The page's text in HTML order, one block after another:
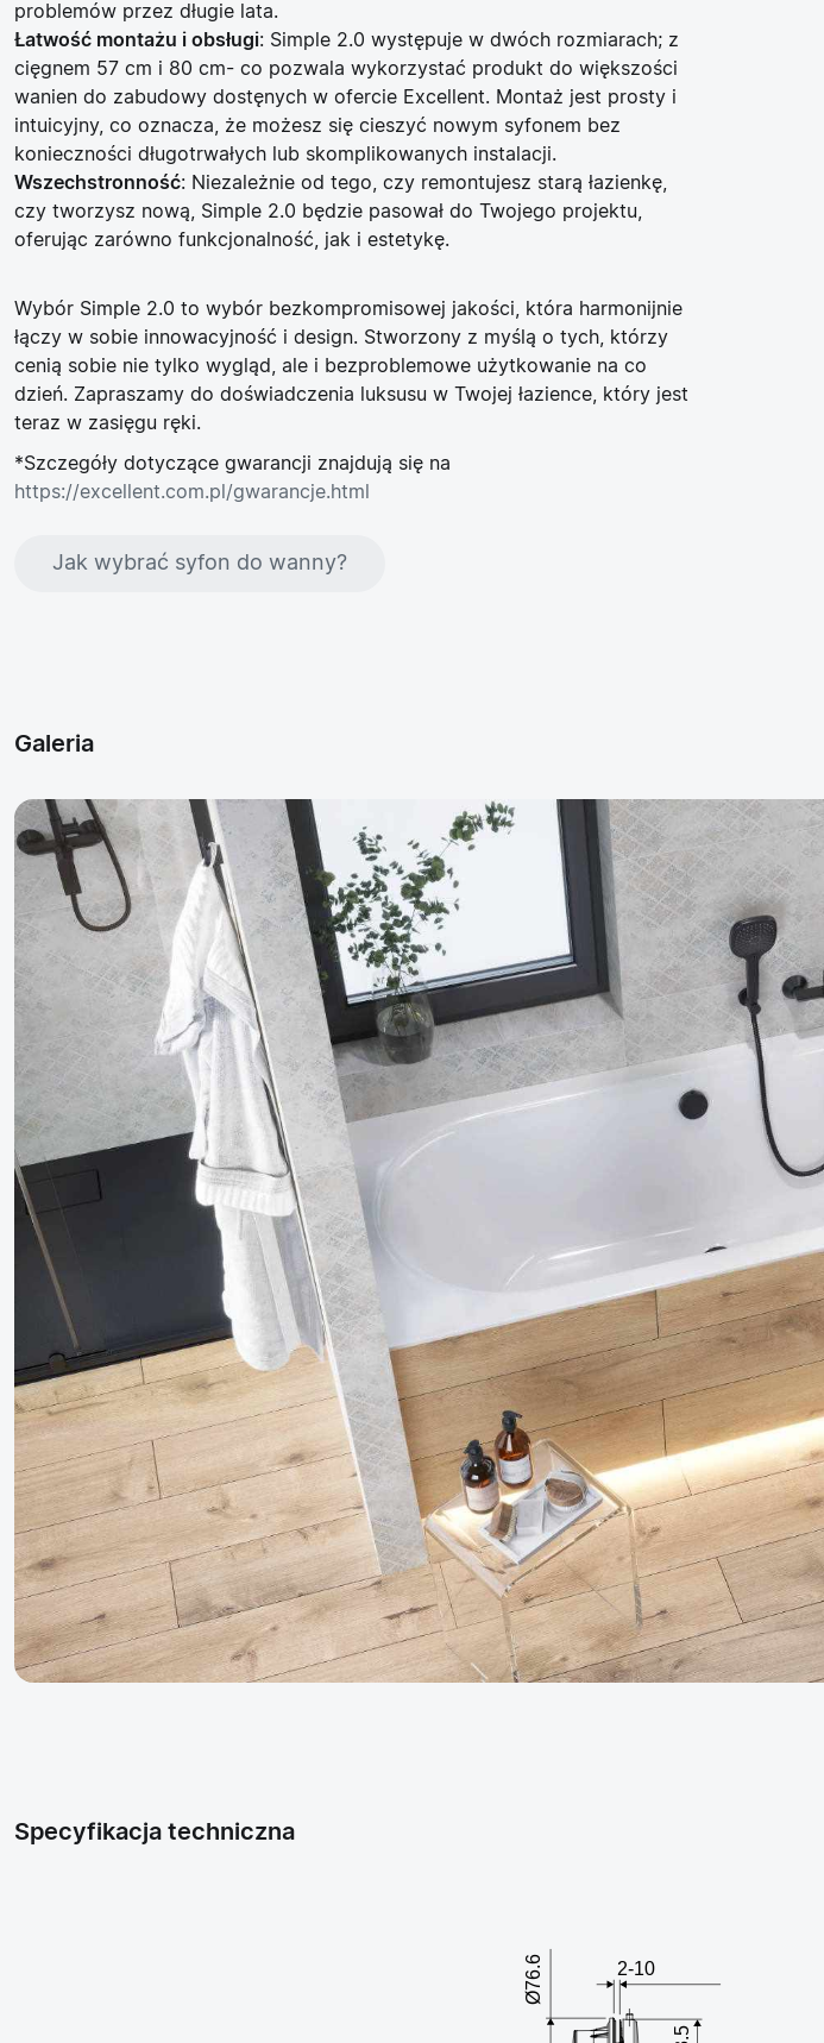
problemów przez długie lata.
Łatwość montażu i obsługi: Simple 2.0 występuje w dwóch rozmiarach; z
cięgnem 57 cm i 80 cm- co pozwala wykorzystać produkt do większości
wanien do zabudowy dostęnych w ofercie Excellent. Montaż jest prosty i
intuicyjny, co oznacza, że możesz się cieszyć nowym syfonem bez
konieczności długotrwałych lub skomplikowanych instalacji.
Wszechstronność: Niezależnie od tego, czy remontujesz starą łazienkę,
czy tworzysz nową, Simple 2.0 będzie pasował do Twojego projektu,
oferując zarówno funkcjonalność, jak i estetykę.
Wybór Simple 2.0 to wybór bezkompromisowej jakości, która harmonijnie
łączy w sobie innowacyjność i design. Stworzony z myślą o tych, którzy
cenią sobie nie tylko wygląd, ale i bezproblemowe użytkowanie na co
dzień. Zapraszamy do doświadczenia luksusu w Twojej łazience, który jest
teraz w zasięgu ręki.
*Szczegóły dotyczące gwarancji znajdują się na
https://excellent.com.pl/gwarancje.html
Jak wybrać syfon do wanny?
Galeria
Specyfikacja techniczna